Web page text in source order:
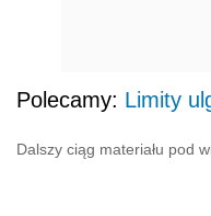
Polecamy: Limity
Dalszy ciąg materiału pod